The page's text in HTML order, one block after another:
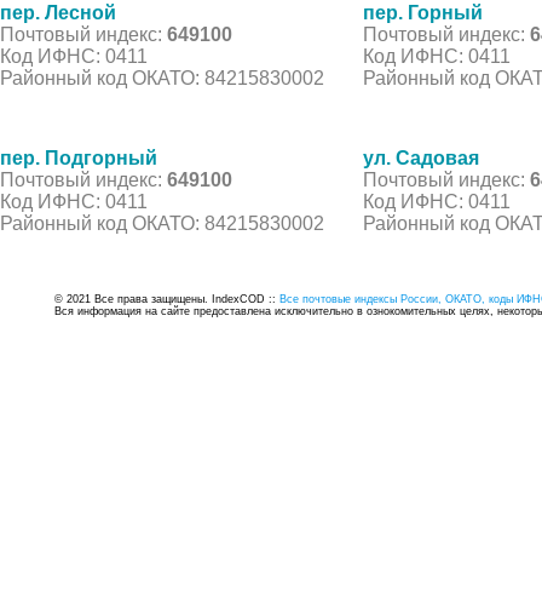
пер. Лесной
Почтовый индекс: 649100
Код ИФНС: 0411
Районный код ОКАТО: 84215830002
пер. Горный
Почтовый индекс:
Код ИФНС: 0411
Районный код
пер. Подгорный
Почтовый индекс: 649100
Код ИФНС: 0411
Районный код ОКАТО: 84215830002
ул. Садовая
Почтовый индекс:
Код ИФНС: 0411
Районный код
© 2021 Все права защищены. IndexCOD :: Все почтовые индексы России, ОКАТО, коды
Вся информация на сайте предоставлена исключительно в ознокомительных целях,